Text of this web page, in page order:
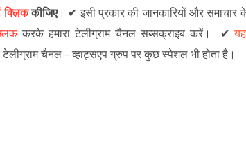
क्लिककीजिए। ✔ इसी प्रकार की जानकारियों और समाचार
करके हमारा टेलीग्राम चैनल सब्सक्राइब करें। ✔
टेलीग्राम चैनल - व्हाट्सएप ग्रुपपर कुछ स्पेशल भी होता है।